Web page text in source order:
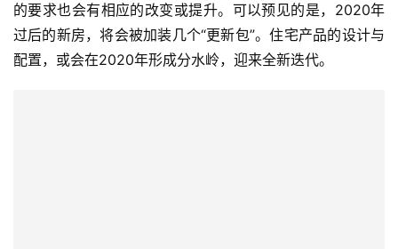
的要求也会有相应的改变或提升。可以预见的是，2020年
过后的新房，将会被加装几个“更新包”。住宅产品的设计与
配置，或会在2020年形成分水岭，迎来全新迭代。